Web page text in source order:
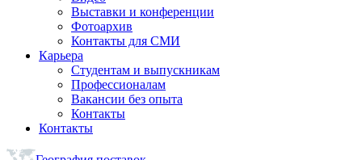
Выставки и конференции
Фотоархив
Контакты для СМИ
Карьера
Студентам и выпускникам
Профессионалам
Вакансии без опыта
Контакты
Контакты